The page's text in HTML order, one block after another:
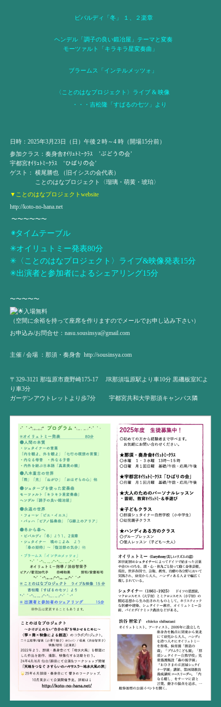
ビバルディ「冬」 １、２楽章
ヘンデル「調子の良い鍛冶屋」テーマと変奏
モーツァルト「キラキラ星変奏曲」
ブラームス「インテルメッツォ」
〈ことのはなプロジェクト〉ライブ & 映像
・・・吉松隆「すばるの七ツ」より
日時：2025年3月23日（日）午後２時～4 時（開場15分前）
参加クラス：奏身舎ｵｲﾘｭﾄﾐｰｸﾗｽ ’ぶどうの会’
宇都宮ｵｲﾘｭﾄﾐｰｸﾗｽ ‘ひばりの会’
ゲスト： 横尾勝也 （旧イシスの会代表）
ことのはなプロジェクト〈瑠璃・萌黄・琥珀〉
▼ことのはなプロジェクトwebsite
http://koto-no-hana.net
〜〜〜〜〜〜
◉タイムテーブル
✳︎オイリュトミー発表80分
✳︎〈ことのはなプロジェクト〉ライブ&映像発表15分
✳︎出演者と参加者によるシェアリング15分
〜〜〜〜〜
入場無料
（空間に余裕を持って座席を作りますのでメールでお申し込み下さい）
お申込み/お問合せ： nasu.sousinsya@gmail.com
主催 / 会場 ：那須・奏身舎 http://sousinsya.com
〒329-3121 那塩原市鹿野崎175-17 JR那須塩原駅より車10分 黒磯板室ICよ
り車3分
ガーデンアウトレットより歩7分 宇都宮共和大学那須キャンパス隣